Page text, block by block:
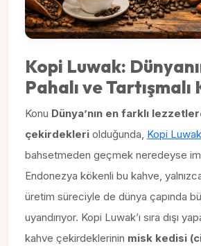
Kopi Luwak:
Pahalı ve Tartışmalı
Konu Dünya’nın en farklı
çekirdekleri olduğunda, Kopi Luwak
bahsetmeden geçmek neredeyse
Endonezya kökenli bu kahve,
üretim süreciyle de dünya çapında
uyandırıyor. Kopi Luwak’ı sıra dışı
kahve çekirdeklerinin misk kedisi